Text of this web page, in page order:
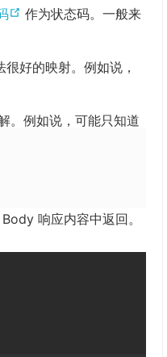
(
e
s
n
作为状态码。一般来
好的映射。例如说，
。例如说，可能只知道
响应内容中返回。